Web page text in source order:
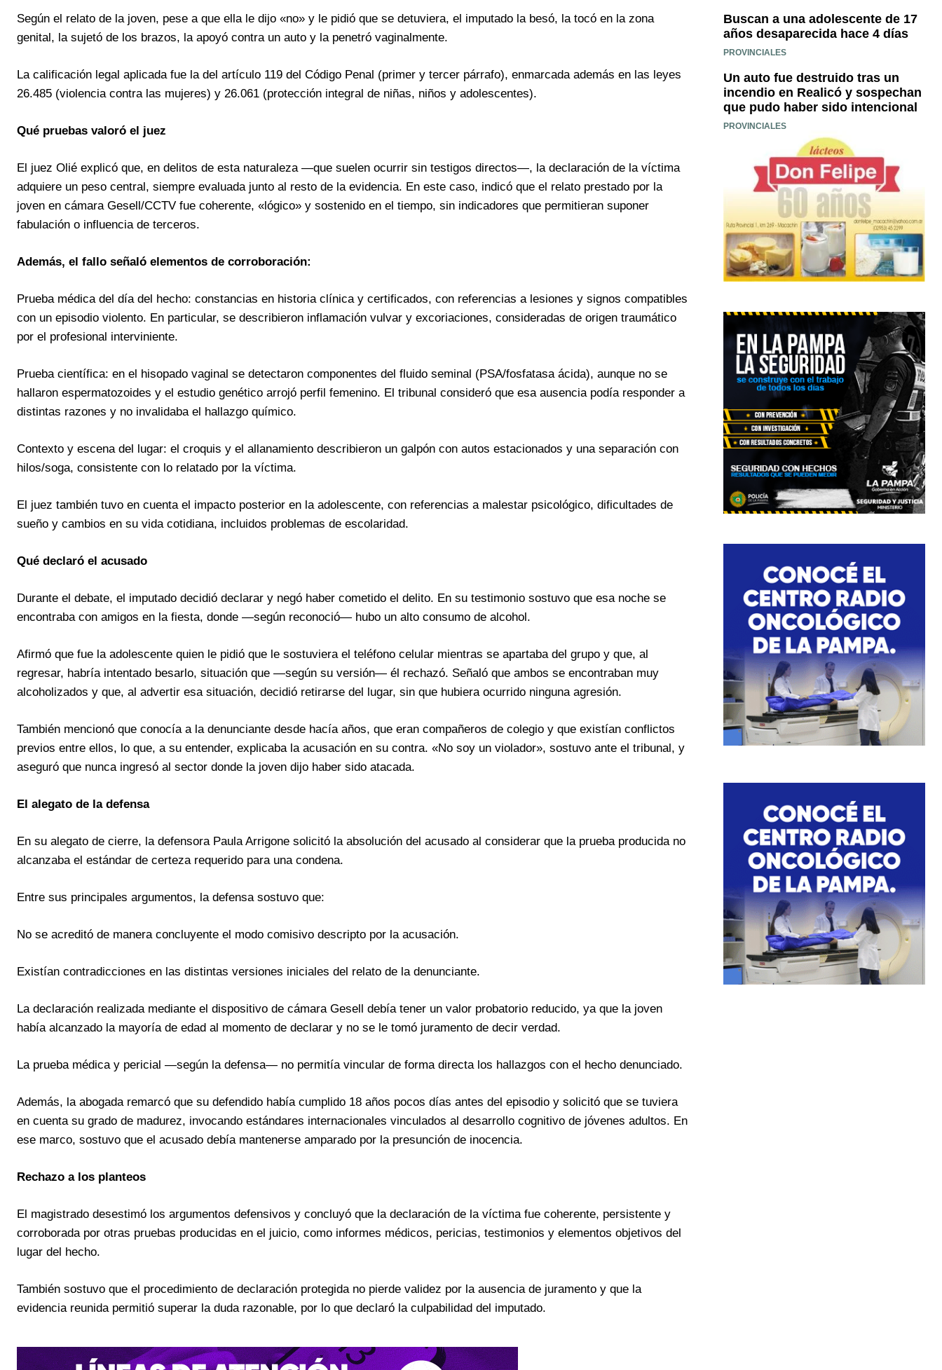
Según el relato de la joven, pese a que ella le dijo «no» y le pidió que se detuviera, el imputado la besó, la tocó en la zona
genital, la sujetó de los brazos, la apoyó contra un auto y la penetró vaginalmente.
La calificación legal aplicada fue la del artículo 119 del Código Penal (primer y tercer párrafo), enmarcada además en las leyes
26.485 (violencia contra las mujeres) y 26.061 (protección integral de niñas, niños y adolescentes).
Qué pruebas valoró el juez
El juez Olié explicó que, en delitos de esta naturaleza —que suelen ocurrir sin testigos directos—, la declaración de la víctima
adquiere un peso central, siempre evaluada junto al resto de la evidencia. En este caso, indicó que el relato prestado por la
joven en cámara Gesell/CCTV fue coherente, «lógico» y sostenido en el tiempo, sin indicadores que permitieran suponer
fabulación o influencia de terceros.
Además, el fallo señaló elementos de corroboración:
Prueba médica del día del hecho: constancias en historia clínica y certificados, con referencias a lesiones y signos compatibles
con un episodio violento. En particular, se describieron inflamación vulvar y excoriaciones, consideradas de origen traumático
por el profesional interviniente.
Prueba científica: en el hisopado vaginal se detectaron componentes del fluido seminal (PSA/fosfatasa ácida), aunque no se
hallaron espermatozoides y el estudio genético arrojó perfil femenino. El tribunal consideró que esa ausencia podía responder a
distintas razones y no invalidaba el hallazgo químico.
Contexto y escena del lugar: el croquis y el allanamiento describieron un galpón con autos estacionados y una separación con
hilos/soga, consistente con lo relatado por la víctima.
El juez también tuvo en cuenta el impacto posterior en la adolescente, con referencias a malestar psicológico, dificultades de
sueño y cambios en su vida cotidiana, incluidos problemas de escolaridad.
Qué declaró el acusado
Durante el debate, el imputado decidió declarar y negó haber cometido el delito. En su testimonio sostuvo que esa noche se
encontraba con amigos en la fiesta, donde —según reconoció— hubo un alto consumo de alcohol.
Afirmó que fue la adolescente quien le pidió que le sostuviera el teléfono celular mientras se apartaba del grupo y que, al
regresar, habría intentado besarlo, situación que —según su versión— él rechazó. Señaló que ambos se encontraban muy
alcoholizados y que, al advertir esa situación, decidió retirarse del lugar, sin que hubiera ocurrido ninguna agresión.
También mencionó que conocía a la denunciante desde hacía años, que eran compañeros de colegio y que existían conflictos
previos entre ellos, lo que, a su entender, explicaba la acusación en su contra. «No soy un violador», sostuvo ante el tribunal, y
aseguró que nunca ingresó al sector donde la joven dijo haber sido atacada.
El alegato de la defensa
En su alegato de cierre, la defensora Paula Arrigone solicitó la absolución del acusado al considerar que la prueba producida no
alcanzaba el estándar de certeza requerido para una condena.
Entre sus principales argumentos, la defensa sostuvo que:
No se acreditó de manera concluyente el modo comisivo descripto por la acusación.
Existían contradicciones en las distintas versiones iniciales del relato de la denunciante.
La declaración realizada mediante el dispositivo de cámara Gesell debía tener un valor probatorio reducido, ya que la joven
había alcanzado la mayoría de edad al momento de declarar y no se le tomó juramento de decir verdad.
La prueba médica y pericial —según la defensa— no permitía vincular de forma directa los hallazgos con el hecho denunciado.
Además, la abogada remarcó que su defendido había cumplido 18 años pocos días antes del episodio y solicitó que se tuviera
en cuenta su grado de madurez, invocando estándares internacionales vinculados al desarrollo cognitivo de jóvenes adultos. En
ese marco, sostuvo que el acusado debía mantenerse amparado por la presunción de inocencia.
Rechazo a los planteos
El magistrado desestimó los argumentos defensivos y concluyó que la declaración de la víctima fue coherente, persistente y
corroborada por otras pruebas producidas en el juicio, como informes médicos, pericias, testimonios y elementos objetivos del
lugar del hecho.
También sostuvo que el procedimiento de declaración protegida no pierde validez por la ausencia de juramento y que la
evidencia reunida permitió superar la duda razonable, por lo que declaró la culpabilidad del imputado.
Buscan a una adolescente de 17
años desaparecida hace 4 días
PROVINCIALES
Un auto fue destruido tras un
incendio en Realicó y sospechan
que pudo haber sido intencional
PROVINCIALES